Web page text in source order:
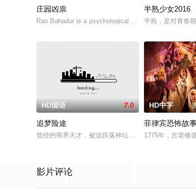
庄园凶祟
Rao Bahadur is a psychological drama set agai
半熟少女2016
半熟，是对青春
HD国语 7.0
追梦险途
曾经的商界天才，被迫跌落神坛。被那微不足道的成
HD中字
菲律宾恐怖故
1775年，古老修
影片评论